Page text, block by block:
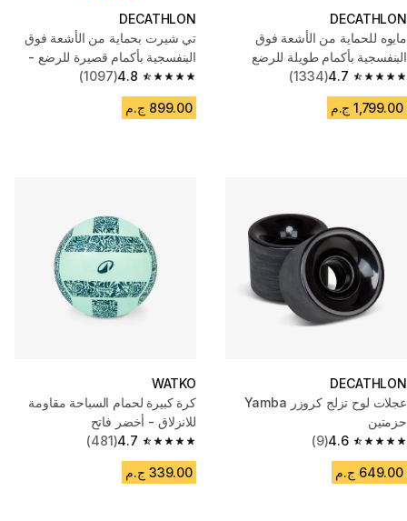
DECATHLON
مايوه للحماية من الأشعة فوق
البنفسجية بأكمام طويلة للرضع
والأطفال - أزرق مطبوع
4.7
4.7 out of 5 stars from 1334 reviews
(1334)
1,799.00 ج.م
DECATHLON
تي شيرت بحماية من الأشعة فوق
البنفسجية بأكمام قصيرة للرضع -
أزرق فاتح 4.8
4.8 out of 5 stars from 1097 reviews
(1097)
899.00 ج.م
DECATHLON
عجلات لوح تزلج كروزر Yamba
حزمتين
4.6
4.6 out of 5 stars from 9 reviews
(9)
649.00 ج.م
WATKO
كرة كبيرة لحمام السباحة مقاومة
للانزلاق - أخضر فاتح
4.7
4.7 out of 5 stars from 481 reviews
(481)
339.00 ج.م